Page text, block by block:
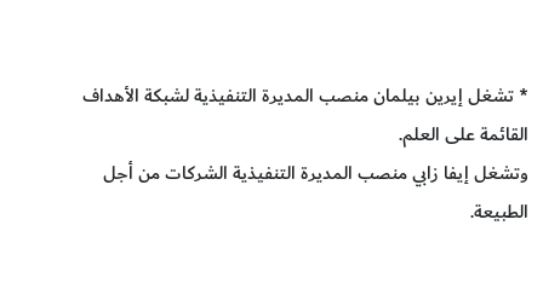
* تشغل إيرين بيلمان منصب المديرة التنفيذية لشبكة الأهداف
القائمة على العلم.
وتشغل إيفا زابي منصب المديرة التنفيذية الشركات من أجل
الطبيعة.